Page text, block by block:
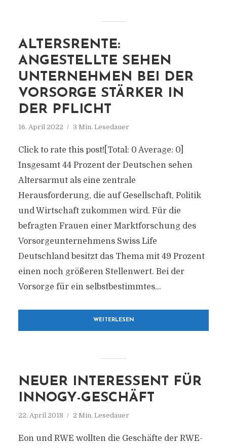
ALTERSRENTE:
ANGESTELLTE SEHEN
UNTERNEHMEN BEI DER
VORSORGE STÄRKER IN
DER PFLICHT
16. April 2022 3 Min. Lesedauer
Click to rate this post![Total: 0 Average: 0]
Insgesamt 44 Prozent der Deutschen sehen
Altersarmut als eine zentrale
Herausforderung, die auf Gesellschaft, Politik
und Wirtschaft zukommen wird. Für die
befragten Frauen einer Marktforschung des
Vorsorgeunternehmens Swiss Life
Deutschland besitzt das Thema mit 49 Prozent
einen noch größeren Stellenwert. Bei der
Vorsorge für ein selbstbestimmtes...
WEITERLESEN
NEUER INTERESSENT FÜR
INNOGY-GESCHÄFT
22. April 2018 2 Min. Lesedauer
Eon und RWE wollten die Geschäfte der RWE-